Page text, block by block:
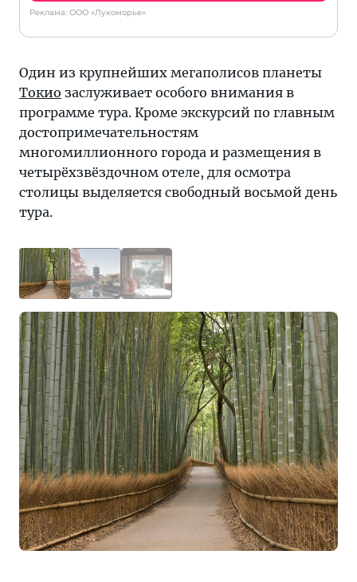
Реклама: ООО «Лукоморье»
Один из крупнейших мегаполисов планеты
Токио заслуживает особого внимания в
программе тура. Кроме экскурсий по главным
достопримечательностям
многомиллионного города и размещения в
четырёхзвёздочном отеле, для осмотра
столицы выделяется свободный восьмой день
тура.